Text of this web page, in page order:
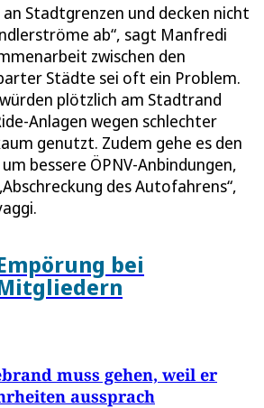
an Stadtgrenzen und decken nicht
ab“, sagt Manfredi
zwischen den
Städte sei oft ein Problem.
plötzlich am Stadtrand
Anlagen wegen schlechter
genutzt. Zudem gehe es den
bessere ÖPNV-Anbindungen,
des Autofahrens“,
bei
muss gehen, weil er
aussprach